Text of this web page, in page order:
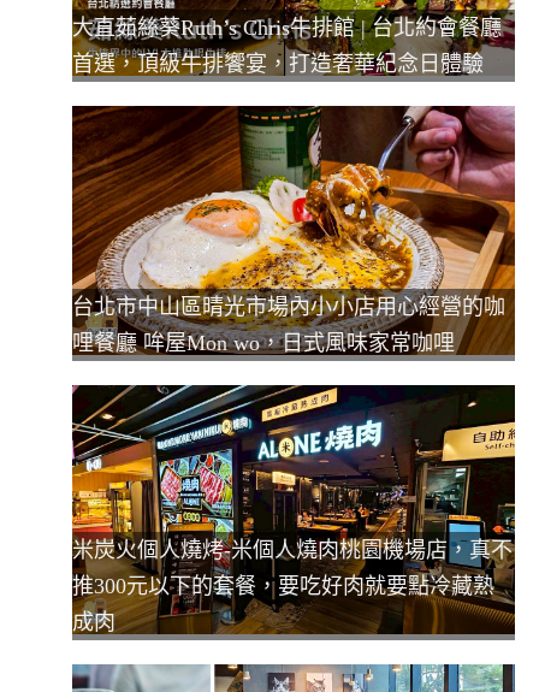
大直茹絲葵Ruth’s Chris牛排館 | 台北約會餐廳
首選，頂級牛排饗宴，打造奢華紀念日體驗
台北市中山區晴光市場內小小店用心經營的咖
哩餐廳 哞屋Mon wo，日式風味家常咖哩
米炭火個人燒烤-米個人燒肉桃園機場店，真不
推300元以下的套餐，要吃好肉就要點冷藏熟
成肉